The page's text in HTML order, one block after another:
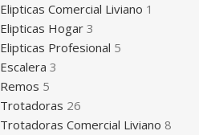
Elipticas Comercial Liviano 1
Elipticas Hogar 3
Elipticas Profesional 5
Escalera 3
Remos 5
Trotadoras 26
Trotadoras Comercial Liviano 8